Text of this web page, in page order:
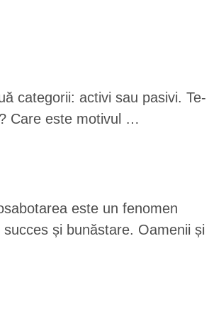
categorii: activi sau pasivi. Te-
Care este motivul …
este un fenomen
și bunăstare. Oamenii și